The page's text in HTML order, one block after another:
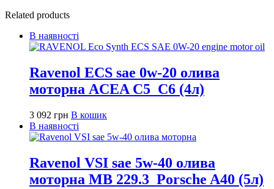
Related products
В наявності
Ravenol ECS sae 0w-20 олива
моторна ACEA C5_C6 (4л)
3 092 грн В кошик
В наявності
Ravenol VSI sae 5w-40 олива
моторна MB 229.3_Porsche A40 (5л)